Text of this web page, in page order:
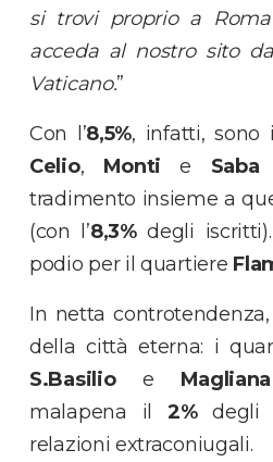
si trovi proprio a
acceda al nostro sito
Vaticano.”
Con l’8,5%, infatti, sono
Celio, Montie Saba
tradimento insieme a
(con l’8,3%degli
podio per il quartiere
In netta
della città eterna: i
S.Basilioe Magliana
malapena il 2%degli
relazioni extraconiugali.